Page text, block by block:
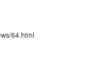
64.html